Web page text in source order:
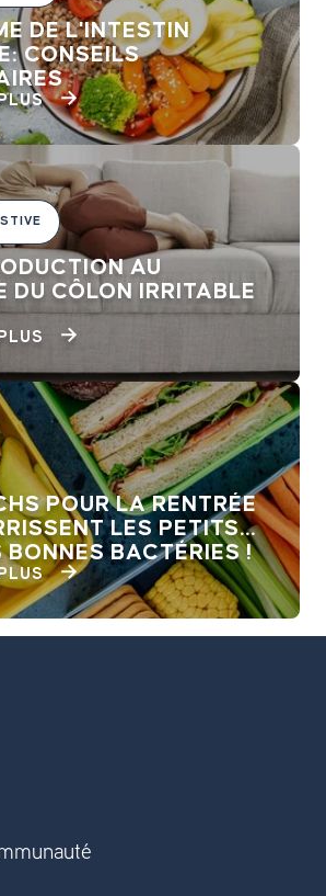
DE L'INTESTIN
CONSEILS
AU
DU CÔLON IRRITABLE
POUR LA RENTRÉE
LES PETITS...
BONNES BACTÉRIES !